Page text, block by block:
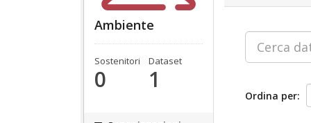
Ambiente
Sostenitori
0
Dataset
1
Ordina per